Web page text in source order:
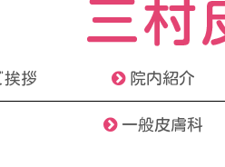
挨拶 院内紹介
一般皮膚科